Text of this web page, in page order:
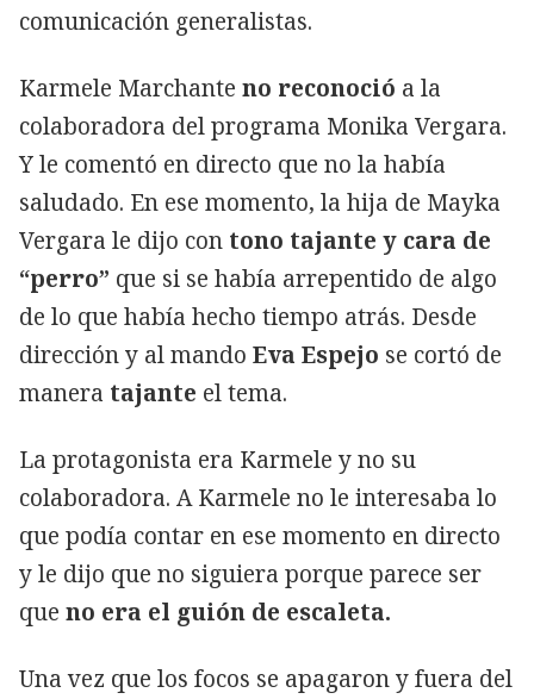
comunicación generalistas.
Karmele Marchante no reconoció a la
colaboradora del programa Monika Vergara.
Y le comentó en directo que no la había
saludado. En ese momento, la hija de Mayka
Vergara le dijo con tono tajante y cara de
“perro” que si se había arrepentido de algo
de lo que había hecho tiempo atrás. Desde
dirección y al mando Eva Espejo se cortó de
manera tajante el tema.
La protagonista era Karmele y no su
colaboradora. A Karmele no le interesaba lo
que podía contar en ese momento en directo
y le dijo que no siguiera porque parece ser
que no era el guión de escaleta.
Una vez que los focos se apagaron y fuera del